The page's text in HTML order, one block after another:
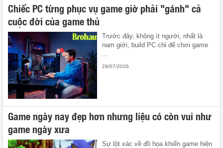
Chiếc PC từng phục vụ game giờ phải "gánh" cả
cuộc đời của game thủ
Trước đây, không ít người, nhất là
nam giới, build PC chỉ để chơi game
...
29/07/2026
Game ngày nay đẹp hơn nhưng liệu có còn vui như
game ngày xưa
Sự lột xác về đồ họa khiến game hiện